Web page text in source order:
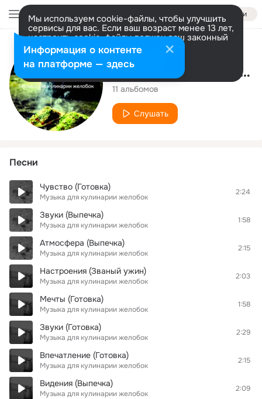
Войти
Мы используем cookie-файлы, чтобы улучшить
сервисы для вас. Если ваш возраст менее 13 лет,
настроить cookie-файлы должен ваш законный
представитель. Больше информации
Разрешить все Настроить
Исполнитель
Музыка для кулинарии желобок
11 альбомов
Слушать
Песни
Чувство (Готовка)
Музыка для кулинарии желобок
2:24
Звуки (Выпечка)
Музыка для кулинарии желобок
1:58
Атмосфера (Выпечка)
Музыка для кулинарии желобок
2:15
Настроения (Званый ужин)
Музыка для кулинарии желобок
2:03
Мечты (Готовка)
Музыка для кулинарии желобок
1:58
Звуки (Готовка)
Музыка для кулинарии желобок
2:29
Впечатление (Готовка)
Музыка для кулинарии желобок
2:15
Видения (Выпечка)
Музыка для кулинарии желобок
2:09
Информация о контенте
на платформе — здесь